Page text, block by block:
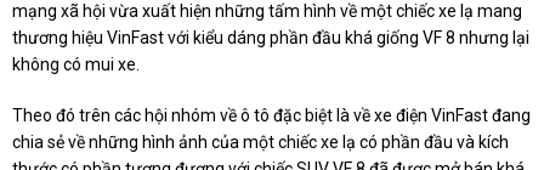
mạng xã hội vừa xuất hiện những tấm hình về một chiếc xe lạ mang
thương hiệu VinFast với kiểu dáng phần đầu khá giống VF 8 nhưng lại
không có mui xe.
Theo đó trên các hội nhóm về ô tô đặc biệt là về xe điện VinFast đang
chia sẻ về những hình ảnh của một chiếc xe lạ có phần đầu và kích